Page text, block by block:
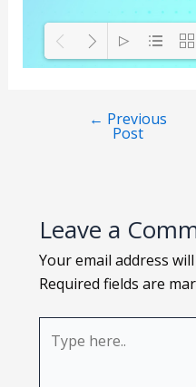
← Previous
Post
Leave a
Your email address
Required fields are
here..